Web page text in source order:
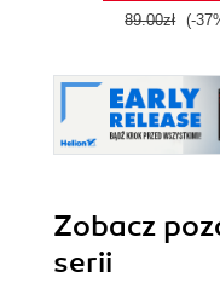
89.00zł (-
Zobacz
serii